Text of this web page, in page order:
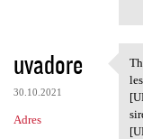
uvadore
30.10.2021
Adres